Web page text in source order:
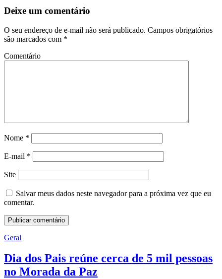
Deixe um comentário
O seu endereço de e-mail não será publicado. Campos obrigatórios
são marcados com *
Comentário
Nome *
E-mail *
Site
Salvar meus dados neste navegador para a próxima vez que eu
comentar.
Geral
Dia dos Pais reúne cerca de 5 mil pessoas
no Morada da Paz